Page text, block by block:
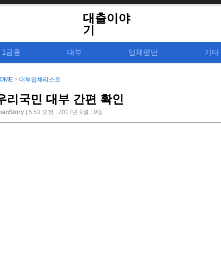
대출이야
기
1금융 대부 업체명단 기타
> 대부업체리스트
리국민 대부 간편 확인
| 5:53 오전 | 2017년 9월 19일